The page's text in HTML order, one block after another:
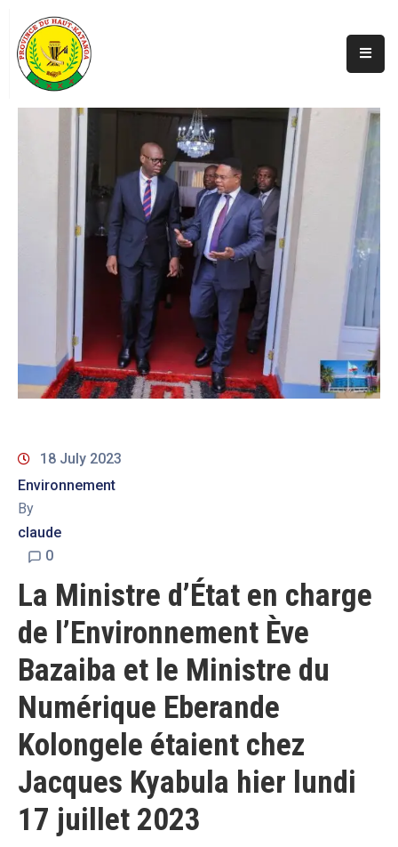
Accueil
Actualités
Perspectives
18 July 2023
Environnement
By
claude
0
La Ministre d’État en charge
de l’Environnement Ève
Bazaiba et le Ministre du
Numérique Eberande
Kolongele étaient chez
Jacques Kyabula hier lundi
17 juillet 2023